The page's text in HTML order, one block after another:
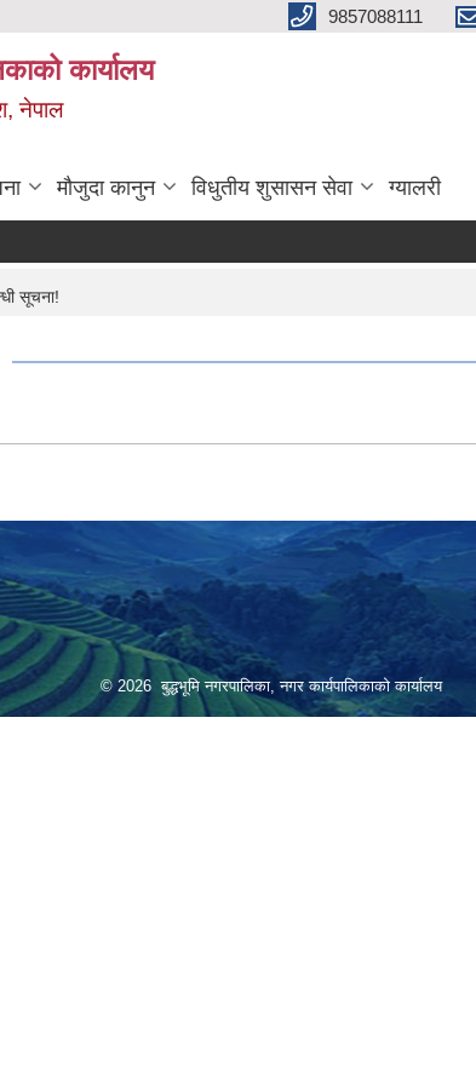
9857088111
कार्यालय
नेपाल
मौजुदा कानुन विधुतीय शुसासन सेवा ग्यालरी
सूचना!
© 2026 बुद्धभूमि नगरपालिका, नगर कार्यपालिकाको कार्यालय